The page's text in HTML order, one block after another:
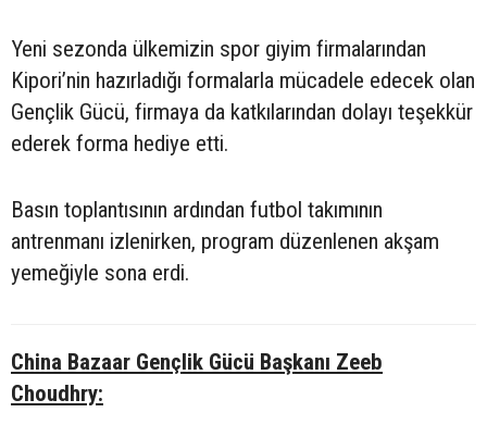
Yeni sezonda ülkemizin spor giyim firmalarından
Kipori’nin hazırladığı formalarla mücadele edecek olan
Gençlik Gücü, firmaya da katkılarından dolayı teşekkür
ederek forma hediye etti.
Basın toplantısının ardından futbol takımının
antrenmanı izlenirken, program düzenlenen akşam
yemeğiyle sona erdi.
China Bazaar Gençlik Gücü Başkanı Zeeb
Choudhry: